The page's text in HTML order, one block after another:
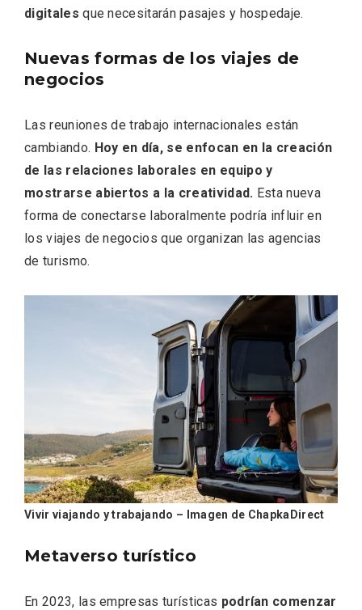
digitales que necesitarán pasajes y hospedaje.
Nuevas formas de los viajes de
negocios
Las reuniones de trabajo internacionales están
cambiando. Hoy en día, se enfocan en la creación
de las relaciones laborales en equipo y
mostrarse abiertos a la creatividad. Esta nueva
forma de conectarse laboralmente podría influir en
los viajes de negocios que organizan las agencias
de turismo.
Vivir viajando y trabajando – Imagen de ChapkaDirect
Metaverso turístico
En 2023, las empresas turísticas podrían comenzar
La zonificación como recurso turístico
de la Ruta del Vino de Rueda